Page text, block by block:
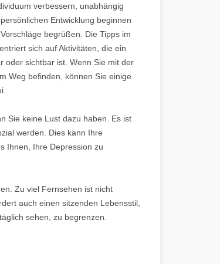
verbessern, unabhängig
Entwicklung beginnen
begrüßen. Die Tipps im
sich auf Aktivitäten, die ein
oder sichtbar ist. Wenn Sie mit der
Weg befinden, können Sie einige
Sie keine Lust dazu haben. Es ist
werden. Dies kann Ihre
Ihnen, Ihre Depression zu
Zu viel Fernsehen ist nicht
auch einen sitzenden Lebensstil,
sehen, zu begrenzen.